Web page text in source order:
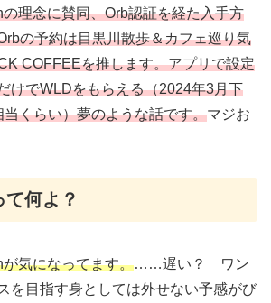
理念に賛同、Orb認証を経た入手方
の予約は目黒川散歩＆カフェ巡り気
COFFEEを推します。アプリで設定
けでWLDをもらえる（2024年3月下
くらい）夢のような話です。マジお
何よ？
気になってます。……遅い？ ワン
を目指す身としては外せない予感がび